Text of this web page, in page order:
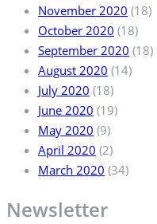
November 2020 (18)
October 2020 (18)
September 2020 (18)
August 2020 (14)
July 2020 (18)
June 2020 (19)
May 2020 (9)
April 2020 (2)
March 2020 (34)
Newsletter